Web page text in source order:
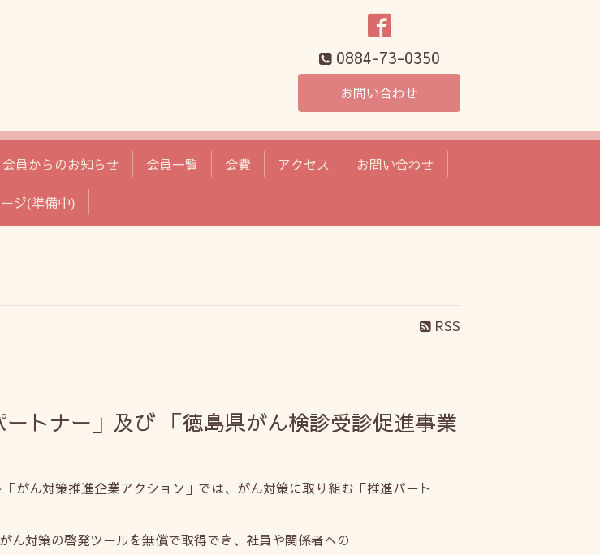
0884-73-0350
お問い合わせ
会員からのお知らせ 会員一覧 会費 アクセス お問い合わせ
ジ(準備中)
RSS
トナー」及び 「徳島県がん検診受診促進事業
ん対策推進企業アクション」では、がん対策に取り組む「推進パート
対策の啓発ツールを無償で取得でき、社員や関係者への